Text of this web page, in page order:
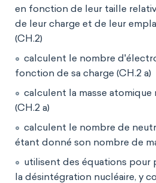
en fonction de leur taille
de leur charge et de leur
(CH.2)
calculent le nombre
fonction de sa charge (CH.2 a)
calculent la masse
(CH.2 a)
calculent le nombre de
étant donné son nombre de
utilisent des équations pour
la désintégration nucléaire, y